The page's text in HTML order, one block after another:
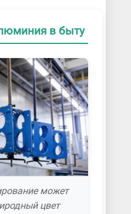
в быту
может
цвет